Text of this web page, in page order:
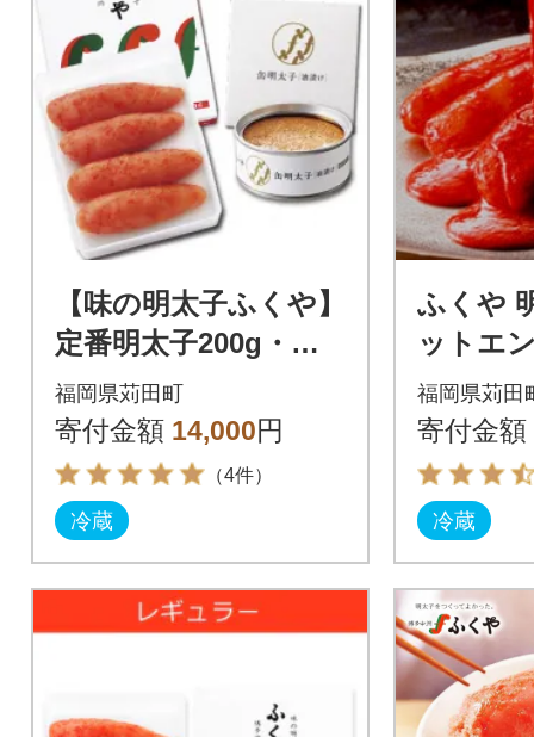
【味の明太子ふくや】
定番明太子200g・缶
明太子 油漬け85g
福岡県苅田町
寄付金額 14,000円
（4件）
冷蔵
ふくや
ットエ
福岡県苅田
寄付金額
冷蔵